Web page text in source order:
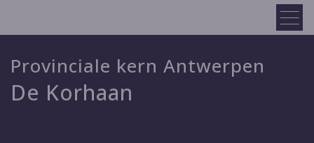
Provinciale kern Antwerpen
De Korhaan